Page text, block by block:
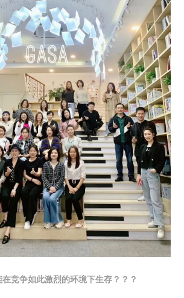
竞争如此激烈的环境下生存？？？